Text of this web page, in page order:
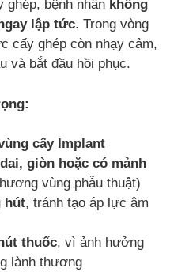
ghép, bệnh nhân không
lập tức. Trong vòng
cấy ghép còn nhạy cảm,
và bắt đầu hồi phục.
cấy Implant
giòn hoặc có mảnh
vùng phẫu thuật)
hút, tránh tạo áp lực âm
thuốc, vì ảnh hưởng
lành thương